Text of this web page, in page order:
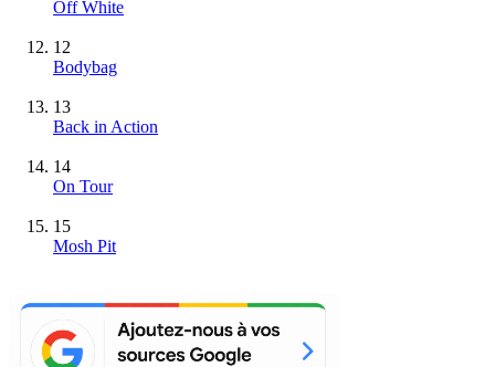
Off White
12
Bodybag
13
Back in Action
14
On Tour
15
Mosh Pit